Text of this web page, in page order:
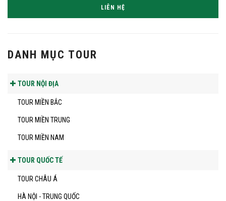
LIÊN HỆ
DANH MỤC TOUR
TOUR NỘI ĐỊA
TOUR MIỀN BẮC
TOUR MIỀN TRUNG
TOUR MIỀN NAM
TOUR QUỐC TẾ
TOUR CHÂU Á
HÀ NỘI - TRUNG QUỐC